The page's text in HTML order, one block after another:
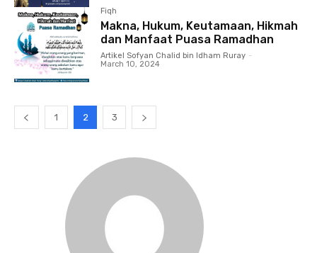
Fiqh
Makna, Hukum, Keutamaan, Hikmah
dan Manfaat Puasa Ramadhan
Artikel Sofyan Chalid bin Idham Ruray -
March 10, 2024
1 2 3